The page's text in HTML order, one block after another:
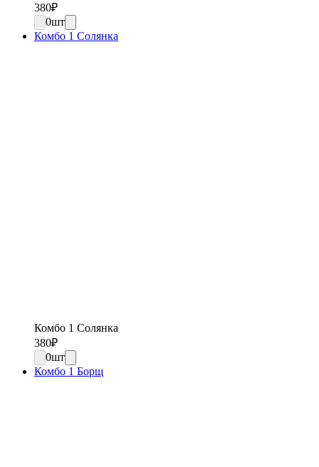
380₽
0шт
Комбо 1 Солянка
Комбо 1 Солянка
380₽
0шт
Комбо 1 Борщ